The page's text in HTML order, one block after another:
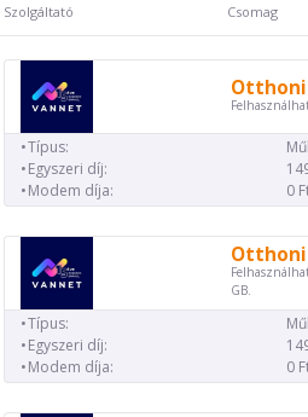
Szolgáltató Csomag
Otthoni
Típus:
Egyszeri díj:
Modem díja:
0
Otthoni
GB.
Típus:
Egyszeri díj:
Modem díja:
0